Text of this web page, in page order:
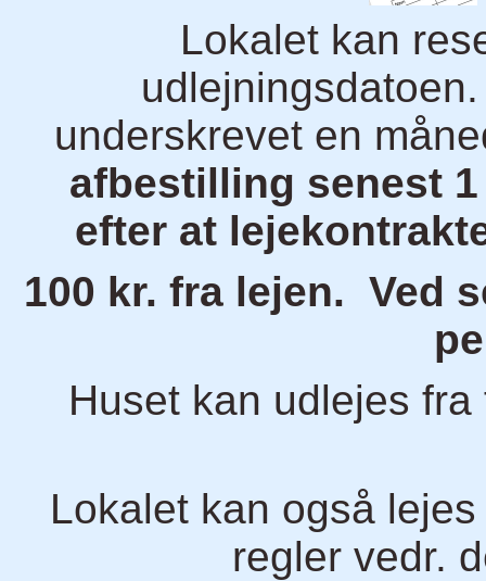
Lokalet kan
underskrevet en
afbestilling senest
efter at
100 kr. fra lejen. Ved
Huset kan udlejes
Lokalet kan også
regler vedr.